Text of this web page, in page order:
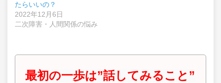
たらいいの？
2022年12月6日
二次障害・人間関係の悩み
最初の一歩は”話してみること”